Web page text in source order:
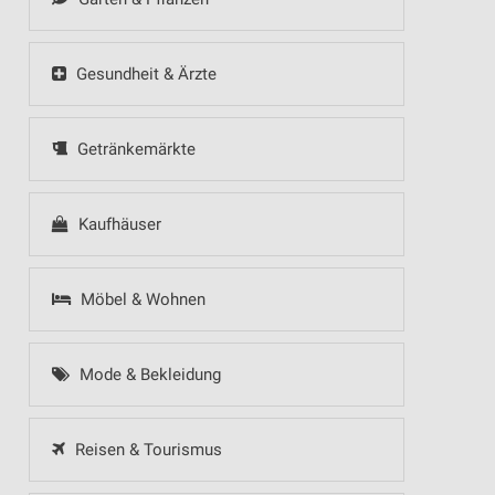
Gesundheit & Ärzte
Getränkemärkte
Kaufhäuser
Möbel & Wohnen
Mode & Bekleidung
Reisen & Tourismus